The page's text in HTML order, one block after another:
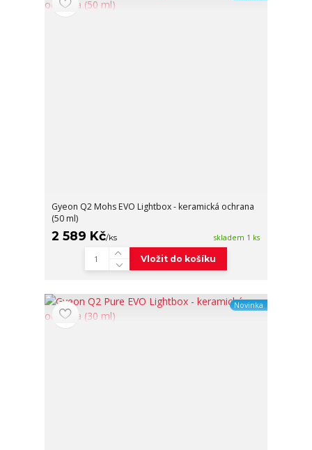
Gyeon Q2 Mohs EVO Lightbox - keramická ochrana
(50 ml)
2 589 Kč/ks skladem 1 ks
Vložit do košíku
Novinka